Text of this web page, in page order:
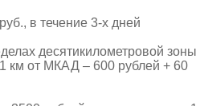
в течение 3-х дней
десятикилометровой зоны
км от МКАД – 600 рублей + 60